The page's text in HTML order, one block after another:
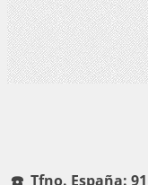
☎️ Tfno. España: 91